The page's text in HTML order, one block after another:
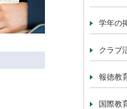
学年の
クラブ
報徳教
国際教